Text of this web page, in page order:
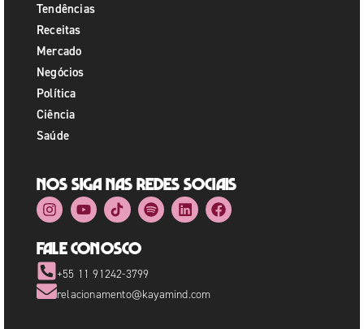
Tendências
Receitas
Mercado
Negócios
Política
Ciência
Saúde
Nos siga nas redes sociais
Fale Conosco
+55 11 91242-3799
relacionamento@kayamind.com